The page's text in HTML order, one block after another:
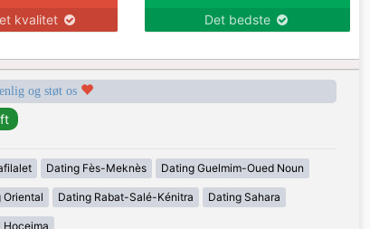
kvalitet Det bedste
og støt os
Dating Fès-Meknès Dating Guelmim-Oued Noun
Oriental Dating Rabat-Salé-Kénitra Dating Sahara
Hoceima